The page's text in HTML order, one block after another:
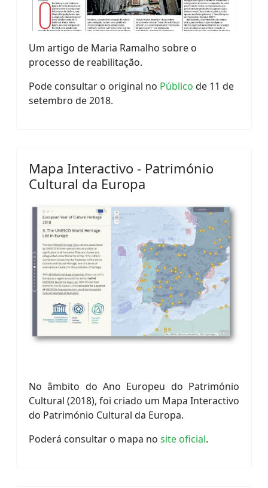
Um artigo de Maria Ramalho sobre o
processo de reabilitação.
Pode consultar o original no Público de 11 de
setembro de 2018.
Mapa Interactivo - Património
Cultural da Europa
No âmbito do Ano Europeu do Património
Cultural (2018), foi criado um Mapa Interactivo
do Património Cultural da Europa.
Poderá consultar o mapa no site oficial.